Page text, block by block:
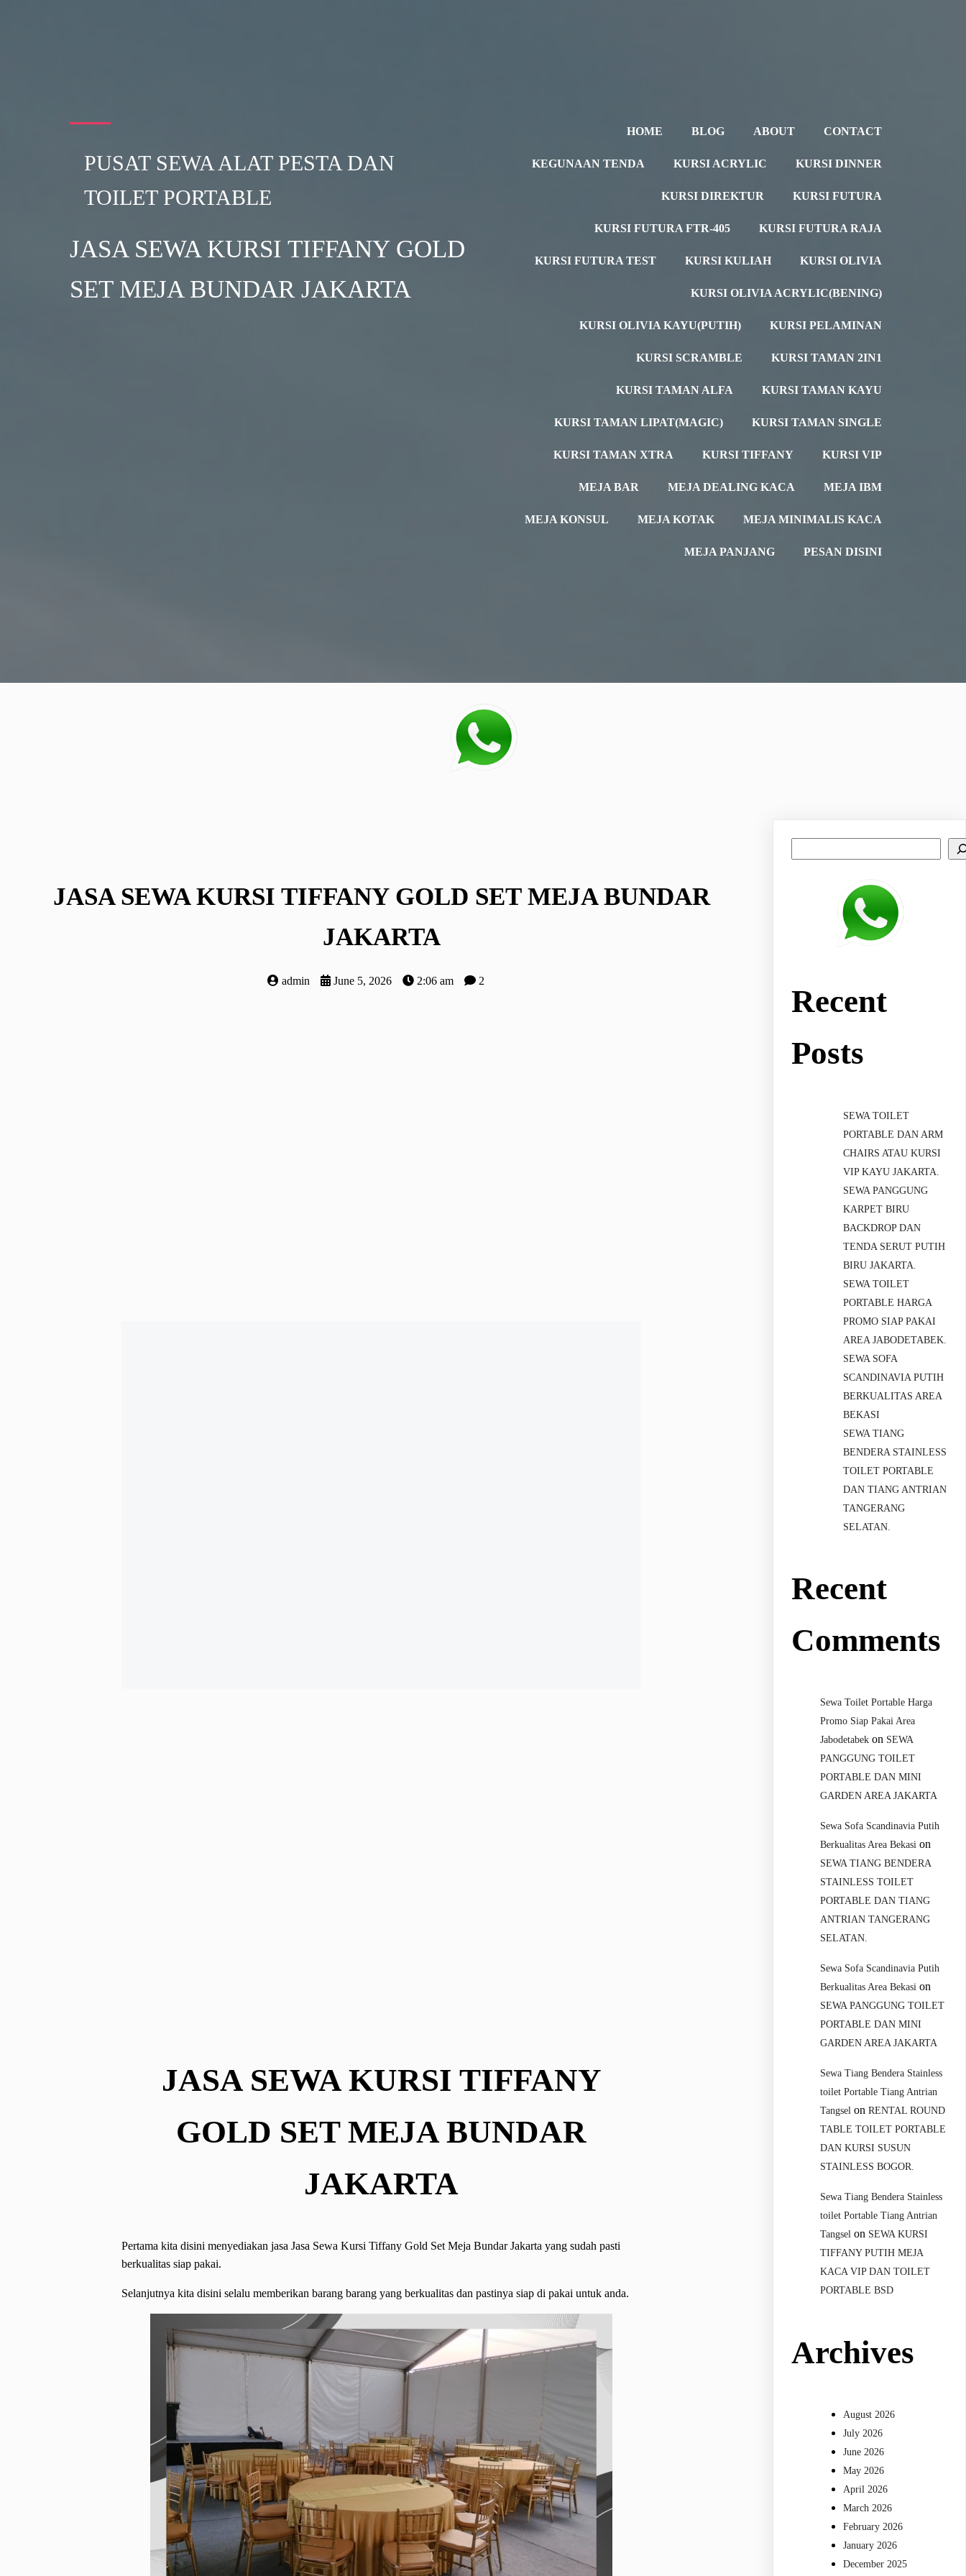
PUSAT SEWA ALAT PESTA DAN
TOILET PORTABLE
JASA SEWA KURSI TIFFANY GOLD
SET MEJA BUNDAR JAKARTA
HOME BLOG ABOUT CONTACT
KEGUNAAN TENDA KURSI ACRYLIC KURSI DINNER
KURSI DIREKTUR KURSI FUTURA
KURSI FUTURA FTR-405 KURSI FUTURA RAJA
KURSI FUTURA TEST KURSI KULIAH KURSI OLIVIA
KURSI OLIVIA ACRYLIC(BENING)
KURSI OLIVIA KAYU(PUTIH) KURSI PELAMINAN
KURSI SCRAMBLE KURSI TAMAN 2IN1
KURSI TAMAN ALFA KURSI TAMAN KAYU
KURSI TAMAN LIPAT(MAGIC) KURSI TAMAN SINGLE
KURSI TAMAN XTRA KURSI TIFFANY KURSI VIP
MEJA BAR MEJA DEALING KACA MEJA IBM
MEJA KONSUL MEJA KOTAK MEJA MINIMALIS KACA
MEJA PANJANG PESAN DISINI
JASA SEWA KURSI TIFFANY GOLD SET MEJA BUNDAR
JAKARTA
admin June 5, 2026 2:06 am 2
JASA SEWA KURSI TIFFANY
GOLD SET MEJA BUNDAR
JAKARTA
Pertama kita disini menyediakan jasa Jasa Sewa Kursi Tiffany Gold Set Meja Bundar Jakarta yang sudah pasti
berkualitas siap pakai.
Selanjutnya kita disini selalu memberikan barang barang yang berkualitas dan pastinya siap di pakai untuk anda.
Recent
Posts
SEWA TOILET
PORTABLE DAN ARM
CHAIRS ATAU KURSI
VIP KAYU JAKARTA.
SEWA PANGGUNG
KARPET BIRU
BACKDROP DAN
TENDA SERUT PUTIH
BIRU JAKARTA.
SEWA TOILET
PORTABLE HARGA
PROMO SIAP PAKAI
AREA JABODETABEK.
SEWA SOFA
SCANDINAVIA PUTIH
BERKUALITAS AREA
BEKASI
SEWA TIANG
BENDERA STAINLESS
TOILET PORTABLE
DAN TIANG ANTRIAN
TANGERANG
SELATAN.
Recent
Comments
Sewa Toilet Portable Harga
Promo Siap Pakai Area
Jabodetabek on SEWA
PANGGUNG TOILET
PORTABLE DAN MINI
GARDEN AREA JAKARTA
Sewa Sofa Scandinavia Putih
Berkualitas Area Bekasi on
SEWA TIANG BENDERA
STAINLESS TOILET
PORTABLE DAN TIANG
ANTRIAN TANGERANG
SELATAN.
Sewa Sofa Scandinavia Putih
Berkualitas Area Bekasi on
SEWA PANGGUNG TOILET
PORTABLE DAN MINI
GARDEN AREA JAKARTA
Sewa Tiang Bendera Stainless
toilet Portable Tiang Antrian
Tangsel onRENTAL ROUND
TABLE TOILET PORTABLE
DAN KURSI SUSUN
STAINLESS BOGOR.
Sewa Tiang Bendera Stainless
toilet Portable Tiang Antrian
Tangsel on SEWA KURSI
TIFFANY PUTIH MEJA
KACA VIP DAN TOILET
PORTABLE BSD
Archives
August 2026
July 2026
June 2026
May 2026
April 2026
March 2026
February 2026
January 2026
December 2025